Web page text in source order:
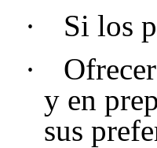
·
Si los
·
y en
sus